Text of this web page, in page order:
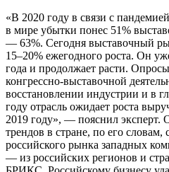
«В 2020 году в связи с
в мире убытки понес 51%
— 63%. Сегодня выставочный
15–20% ежегодного роста. Он
года и продолжает расти.
конгрессно-выставочной
восстановлении индустрии и в
году отрасль ожидает роста
2019 году», — пояснил эксперт.
трендов в стране, по его
российского рынка западных
— из российских регионов и